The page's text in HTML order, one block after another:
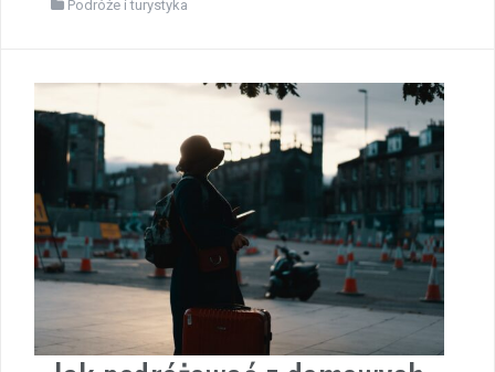
Podróże i turystyka